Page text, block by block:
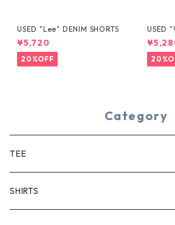
USED "Lee" DENIM SHORTS
¥5,720
20%OFF
USED
DENIM
Category
TEE
SHORT SLEEVE
SHIRTS